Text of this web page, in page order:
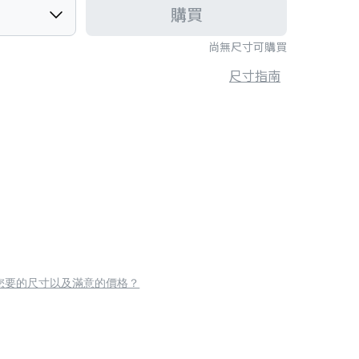
尚無尺寸可購買
購買
尺寸指南
要的尺寸以及滿意的價格？